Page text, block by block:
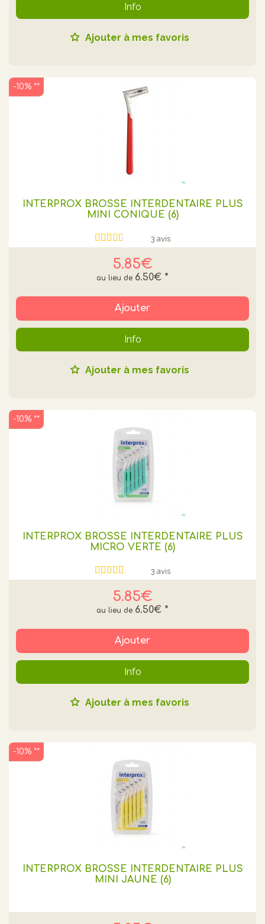
Info
Ajouter à mes favoris
INTERPROX BROSSE INTERDENTAIRE PLUS
MINI CONIQUE (6)
3 avis
5.85€
6.50€ *
-10% **
Ajouter
Info
Ajouter à mes favoris
INTERPROX BROSSE INTERDENTAIRE PLUS
MICRO VERTE (6)
3 avis
5.85€
6.50€ *
-10% **
Ajouter
Info
Ajouter à mes favoris
INTERPROX BROSSE INTERDENTAIRE PLUS
MINI JAUNE (6)
-10% **